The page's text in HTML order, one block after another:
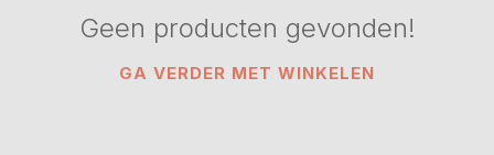
Geen producten gevonden!
GA VERDER MET WINKELEN